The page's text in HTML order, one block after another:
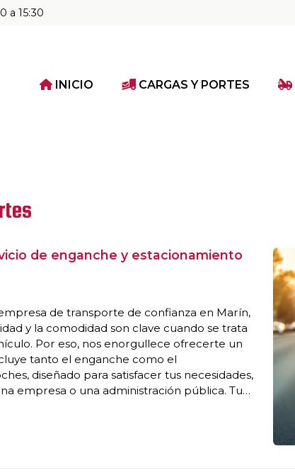
a 15:30
INICIO CARGAS Y PORTES
de enganche y estacionamiento
de transporte de confianza en Marín,
y la comodidad son clave cuando se trata
Por eso, nos enorgullece ofrecerte un
tanto el enganche como el
diseñado para satisfacer tus necesidades,
empresa o una administración pública. Tu
para ti,...